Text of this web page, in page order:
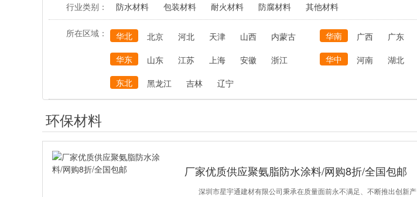
行业类别： 防水材料 包装材料 耐火材料 防腐材料 其他材料
所在区域： 华北 北京 河北 天津 山西 内蒙古 华南 广西 广东
华东
山东 江苏 上海 安徽 浙江 华中 河南 湖北
东北
黑龙江 吉林 辽宁
环保材料
厂家优质供应聚氨脂防水涂料/网购8折/全国包邮
深圳市星宇通建材有限公司秉承在质量面前永不满足、不断推出创新产